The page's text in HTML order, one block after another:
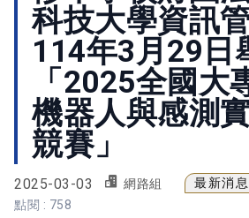
科技大學資訊
114年3月29日
「2025全國大
機器人與感測
競賽」
2025-03-03 網路組 最新消息
點閱 : 758